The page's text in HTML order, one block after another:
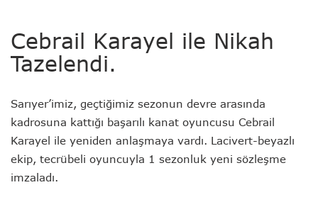
Cebrail Karayel ile Nikah
Tazelendi.
Sarıyer’imiz, geçtiğimiz sezonun devre arasında
kadrosuna kattığı başarılı kanat oyuncusu Cebrail
Karayel ile yeniden anlaşmaya vardı. Lacivert-beyazlı
ekip, tecrübeli oyuncuyla 1 sezonluk yeni sözleşme
imzaladı.